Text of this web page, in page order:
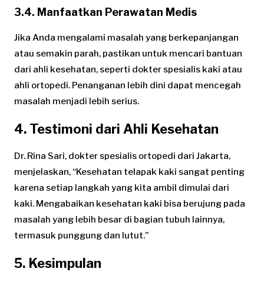
3.4. Manfaatkan Perawatan Medis
Jika Anda mengalami masalah yang berkepanjangan
atau semakin parah, pastikan untuk mencari bantuan
dari ahli kesehatan, seperti dokter spesialis kaki atau
ahli ortopedi. Penanganan lebih dini dapat mencegah
masalah menjadi lebih serius.
4. Testimoni dari Ahli Kesehatan
Dr. Rina Sari, dokter spesialis ortopedi dari Jakarta,
menjelaskan, “Kesehatan telapak kaki sangat penting
karena setiap langkah yang kita ambil dimulai dari
kaki. Mengabaikan kesehatan kaki bisa berujung pada
masalah yang lebih besar di bagian tubuh lainnya,
termasuk punggung dan lutut.”
5. Kesimpulan